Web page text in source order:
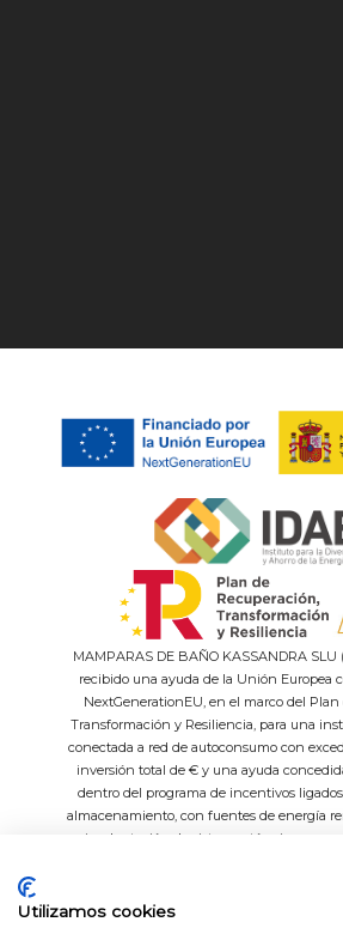
MAMPARAS DE BAÑO KASSANDRA SLU
recibido una ayuda de la Unión Europea
NextGenerationEU, en el marco del
Transformación y Resiliencia, para una
conectada a red de autoconsumo con
inversión total de € y una ayuda
dentro del programa de incentivos
almacenamiento, con fuentes de energía
implantación de sistemas térmicos
residencial del Ministerio para la
Utilizamos cookies